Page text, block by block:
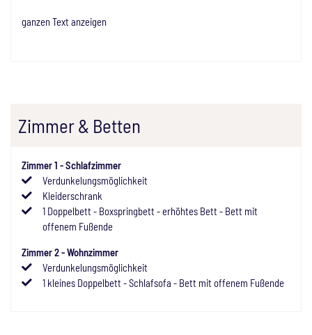
ganzen Text anzeigen
Zimmer & Betten
Zimmer1 -Schlafzimmer
Verdunkelungsmöglichkeit
Kleiderschrank
1 Doppelbett - Boxspringbett -erhöhtes Bett - Bett mit
offenem Fußende
Zimmer2-Wohnzimmer
Verdunkelungsmöglichkeit
1 kleines Doppelbett -Schlafsofa - Bett mit offenem Fußende